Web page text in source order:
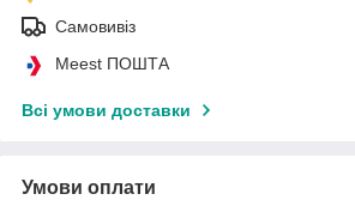
Самовивіз
Meest ПОШТА
Всі умови доставки
Умови оплати